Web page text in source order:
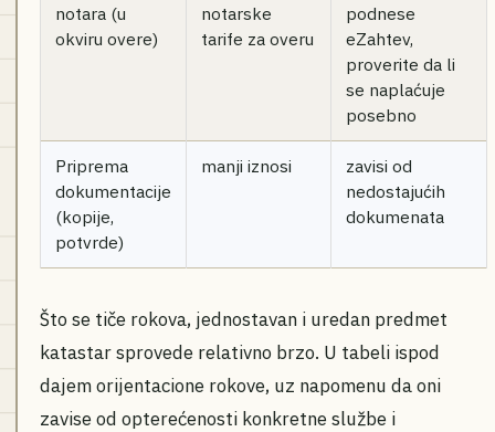
notara (u
okviru overe)
notarske
tarife za overu
podnese
eZahtev,
proverite da li
se naplaćuje
posebno
Priprema
dokumentacije
(kopije,
potvrde)
manji iznosi
zavisi od
nedostajućih
dokumenata
Što se tiče rokova, jednostavan i uredan predmet
katastar sprovede relativno brzo. U tabeli ispod
dajem orijentacione rokove, uz napomenu da oni
zavise od opterećenosti konkretne službe i